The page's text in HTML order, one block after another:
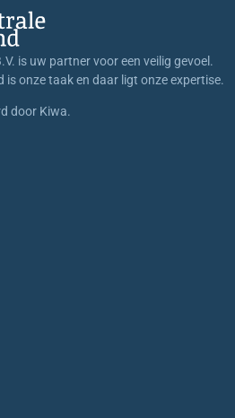
is uw partner voor een veilig gevoel.
is onze taak en daar ligt onze expertise.
door Kiwa.